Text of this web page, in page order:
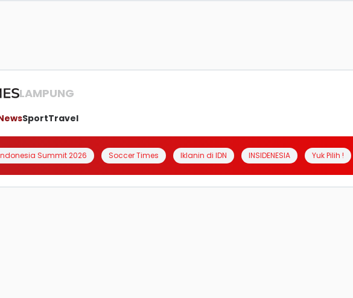
LAMPUNG
SportTravel
Summit 2026 Soccer Times Iklanin di IDN INSIDENESIA Yuk Pilih !